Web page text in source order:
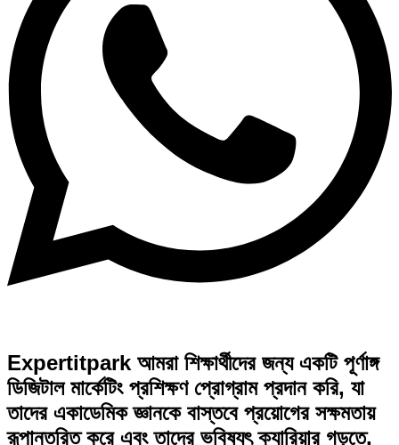
Expertitpark আমরা শিক্ষার্থীদের জন্য একটি পূর্ণাঙ্গ
ডিজিটাল মার্কেটিং প্রশিক্ষণ প্রোগ্রাম প্রদান করি, যা
তাদের একাডেমিক জ্ঞানকে বাস্তবে প্রয়োগের সক্ষমতায়
রূপান্তরিত করে এবং তাদের ভবিষ্যৎ ক্যারিয়ার গড়তে,